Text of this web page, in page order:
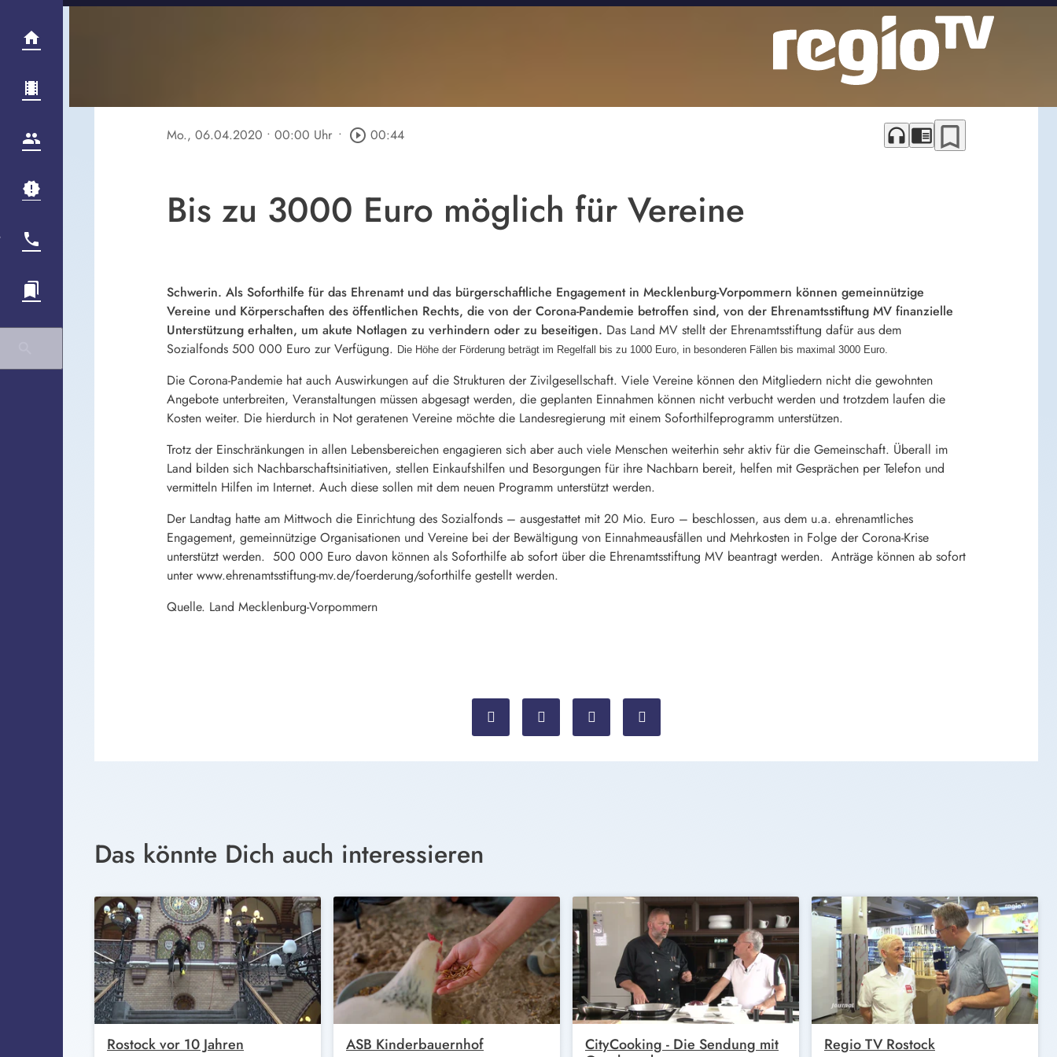
Mo., 06.04.2020 • 00:00 Uhr • play_circle_outline 00:44 headphones chrome_reader_mode bookmark_border
Bis zu 3000 Euro möglich für Vereine
Schwerin. Als Soforthilfe für das Ehrenamt und das bürgerschaftliche Engagement in Mecklenburg-Vorpommern können gemeinnützige
Vereine und Körperschaften des öffentlichen Rechts, die von der Corona-Pandemie betroffen sind, von der Ehrenamtsstiftung MV finanzielle
Unterstützung erhalten, um akute Notlagen zu verhindern oder zu beseitigen. Das Land MV stellt der Ehrenamtsstiftung dafür aus dem
Sozialfonds 500 000 Euro zur Verfügung. Die Höhe der Förderung beträgt im Regelfall bis zu 1000 Euro, in besonderen Fällen bis maximal 3000 Euro.
Die Corona-Pandemie hat auch Auswirkungen auf die Strukturen der Zivilgesellschaft. Viele Vereine können den Mitgliedern nicht die gewohnten
Angebote unterbreiten, Veranstaltungen müssen abgesagt werden, die geplanten Einnahmen können nicht verbucht werden und trotzdem laufen die
Kosten weiter. Die hierdurch in Not geratenen Vereine möchte die Landesregierung mit einem Soforthilfeprogramm unterstützen.
Trotz der Einschränkungen in allen Lebensbereichen engagieren sich aber auch viele Menschen weiterhin sehr aktiv für die Gemeinschaft. Überall im
Land bilden sich Nachbarschaftsinitiativen, stellen Einkaufshilfen und Besorgungen für ihre Nachbarn bereit, helfen mit Gesprächen per Telefon und
vermitteln Hilfen im Internet. Auch diese sollen mit dem neuen Programm unterstützt werden.
Der Landtag hatte am Mittwoch die Einrichtung des Sozialfonds – ausgestattet mit 20 Mio. Euro – beschlossen, aus dem u.a. ehrenamtliches
Engagement, gemeinnützige Organisationen und Vereine bei der Bewältigung von Einnahmeausfällen und Mehrkosten in Folge der Corona-Krise
unterstützt werden. 500 000 Euro davon können als Soforthilfe ab sofort über die Ehrenamtsstiftung MV beantragt werden. Anträge können ab sofort
unter www.ehrenamtsstiftung-mv.de/foerderung/soforthilfe gestellt werden.
Quelle. Land Mecklenburg-Vorpommern
Das könnte Dich auch interessieren
Rostock vor 10 Jahren ASB Kinderbauernhof
CityCooking - Die Sendung mit
Regio TV Rostock